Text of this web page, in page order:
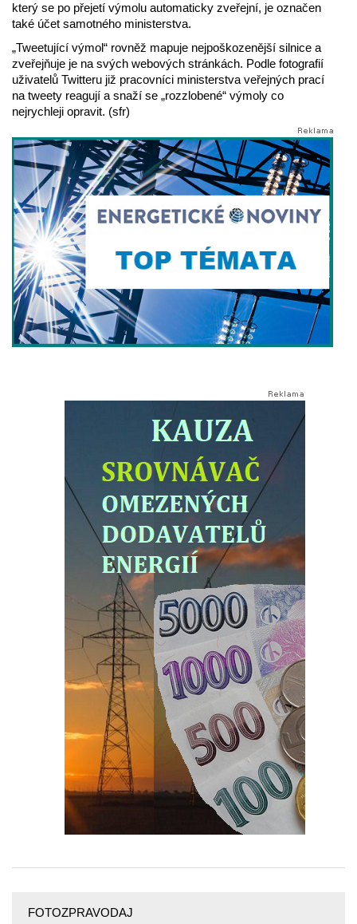
který se po přejetí výmolu automaticky zveřejní, je označen
také účet samotného ministerstva.
„Tweetující výmol“ rovněž mapuje nejpoškozenější silnice a
zveřejňuje je na svých webových stránkách. Podle fotografií
uživatelů Twitteru již pracovníci ministerstva veřejných prací
na tweety reagují a snaží se „rozzlobené“ výmoly co
nejrychleji opravit. (sfr)
FOTOZPRAVODAJ